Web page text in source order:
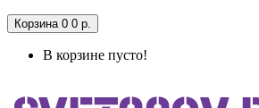
Корзина 0 0 р.
В корзине пусто!